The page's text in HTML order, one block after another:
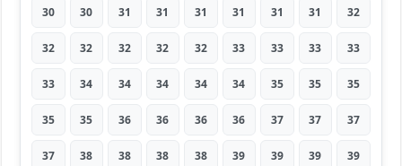
30 30 31 31 31 31 31 31 32
32 32 32 32 32 33 33 33 33
33 34 34 34 34 34 35 35 35
35 35 36 36 36 36 37 37 37
37 38 38 38 38 39 39 39 39